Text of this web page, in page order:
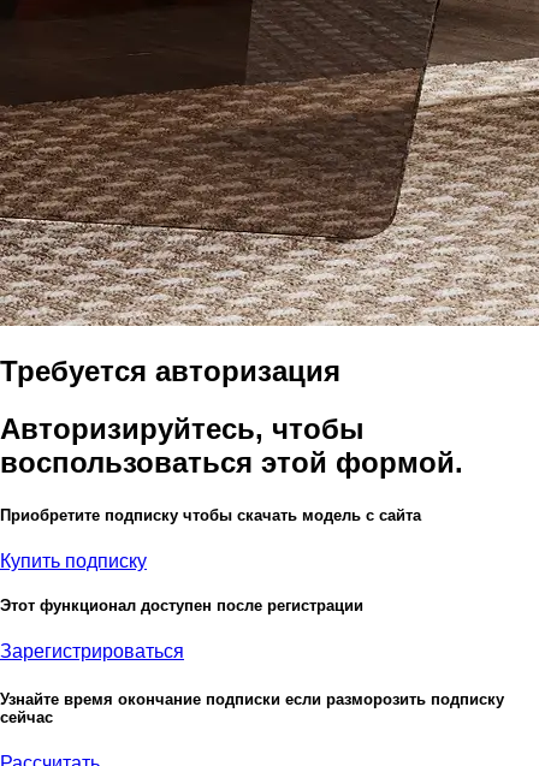
Требуется авторизация
Авторизируйтесь, чтобы
воспользоваться этой формой.
Приобретите подписку чтобы скачать модель с сайта
Купить подписку
Этот функционал доступен после регистрации
Зарегистрироваться
Узнайте время окончание подписки если разморозить подписку
сейчас